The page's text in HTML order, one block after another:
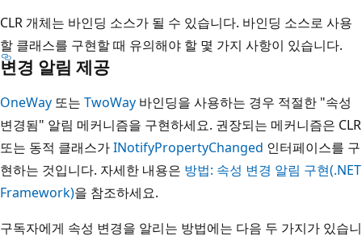
CLR 개체는 바인딩 소스가 될 수 있습니다. 바인딩 소스로 사용
할 클래스를 구현할 때 유의해야 할 몇 가지 사항이 있습니다.
변경 알림 제공
OneWay 또는 TwoWay 바인딩을 사용하는 경우 적절한 "속성
변경됨" 알림 메커니즘을 구현하세요. 권장되는 메커니즘은 CLR
또는 동적 클래스가INotifyPropertyChanged 인터페이스를 구
현하는 것입니다. 자세한 내용은 방법: 속성 변경 알림 구현(.NET
Framework)을 참조하세요.
구독자에게 속성 변경을 알리는 방법에는 다음 두 가지가 있습니